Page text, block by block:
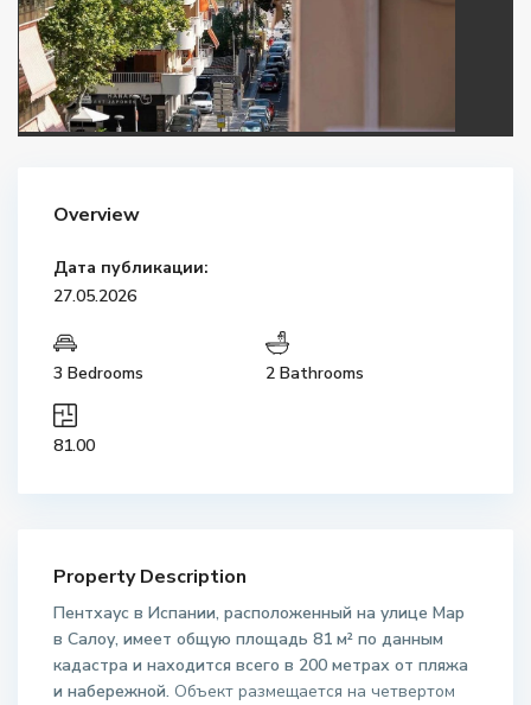
Overview
Дата публикации:
27.05.2026
3 Bedrooms 2 Bathrooms
81.00
Property Description
Пентхаус в Испании, расположенный на улице Мар
в Салоу, имеет общую площадь 81 м² по данным
кадастра и находится всего в 200 метрах от пляжа
и набережной. Объект размещается на четвертом